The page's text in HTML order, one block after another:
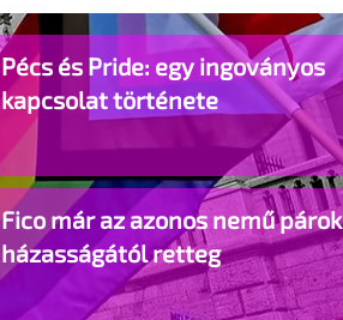
Pécs és Pride: egy ingoványos
kapcsolat története
Fico már az azonos nemű párok
házasságától retteg